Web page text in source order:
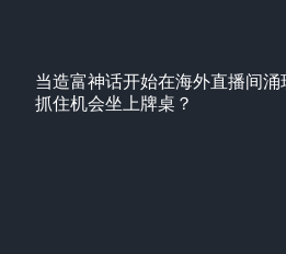
当造富神话开始在海外直播间
抓住机会坐上牌桌？